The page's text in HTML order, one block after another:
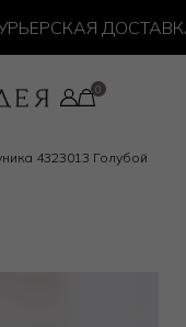
ДОСТАВКА
4323013 Голубой